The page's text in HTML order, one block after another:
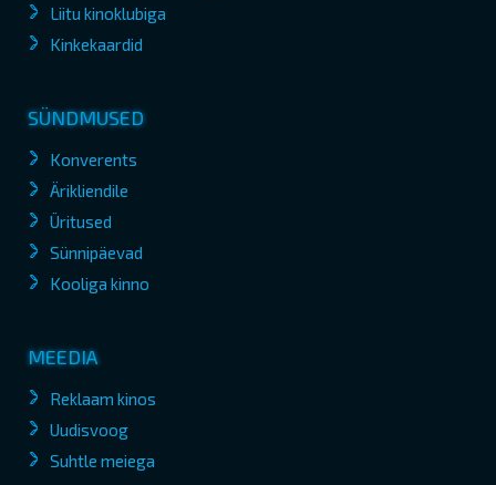
Liitu kinoklubiga
Kinkekaardid
SÜNDMUSED
Konverents
Ärikliendile
Üritused
Sünnipäevad
Kooliga kinno
MEEDIA
Reklaam kinos
Uudisvoog
Suhtle meiega